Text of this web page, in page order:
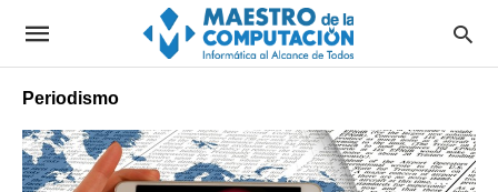
Periodismo